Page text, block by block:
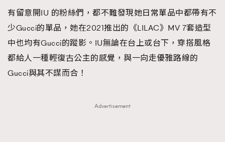
有留意開IU 的粉絲們，都不難發現她日常單品中都帶有不
少Gucci的單品，她在2021推出的《LILAC》MV 7套造型
中也均有Gucci的蹤影。IU無論在台上或台下，穿搭風格
都給人一種輕復古公主的感覺，與一向走優雅路線的
Gucci與其不謀而合！
Advertisement